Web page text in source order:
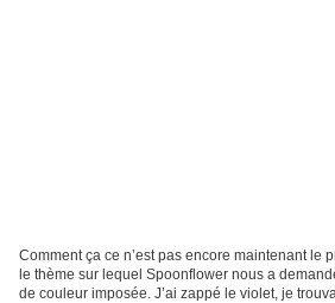
Comment ça ce n’est pas encore maintenant le
le thème sur lequel Spoonflower nous a
de couleur imposée. J’ai zappé le violet, je